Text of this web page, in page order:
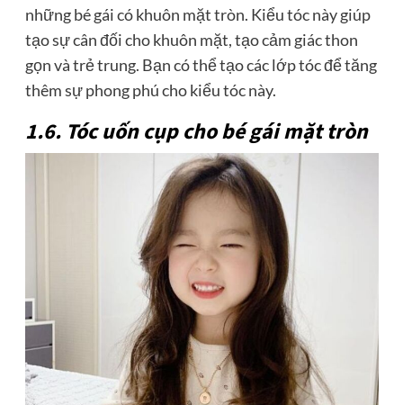
những bé gái có khuôn mặt tròn. Kiểu tóc này giúp
tạo sự cân đối cho khuôn mặt, tạo cảm giác thon
gọn và trẻ trung. Bạn có thể tạo các lớp tóc để tăng
thêm sự phong phú cho kiểu tóc này.
1.6. Tóc uốn cụp cho bé gái mặt tròn